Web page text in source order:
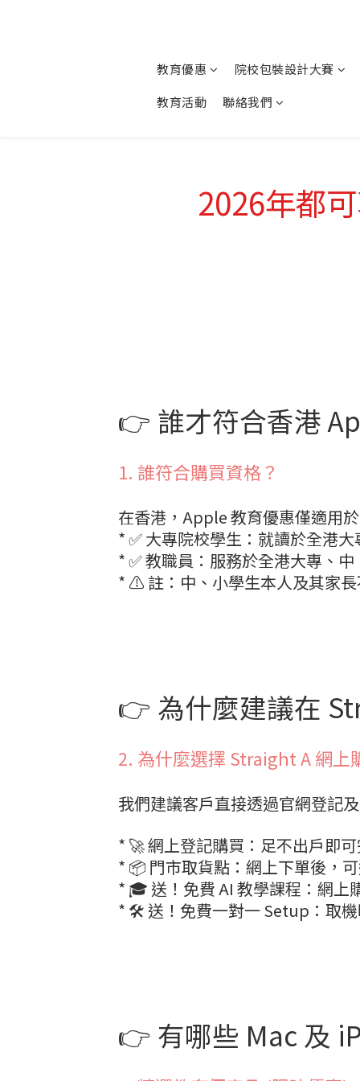
教育優惠
院校包裝設計大賽
教育活動
聯絡我們
2026年都
👉 誰才符合香港
1. 誰符合購買資格？
在香港，Apple 教育優惠僅適用
* ✅ 大專院校學生：就讀於全港
* ✅ 教職員：服務於全港大專、
* ⚠️ 註：中、小學生本人及其家
👉 為什麼建議在
2. 為什麼選擇 Straight A 網上
我們建議客戶直接透過官網登記
* 🚀 網上登記購買：足不出戶即
* 📦 門市取貨點：網上下單後，
* 🎓 送！免費 AI 教學課程：網上
* 🛠️ 送！免費一對一 Setup：取
👉 有哪些 Mac 及